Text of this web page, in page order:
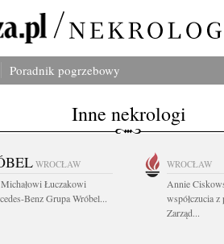
Poradnik pogrzebowy
Inne nekrologi
WROCŁAW
Łuczakowi
Benz Grupa Wróbel...
WROCŁAW
Annie
współczucia
Zarząd...